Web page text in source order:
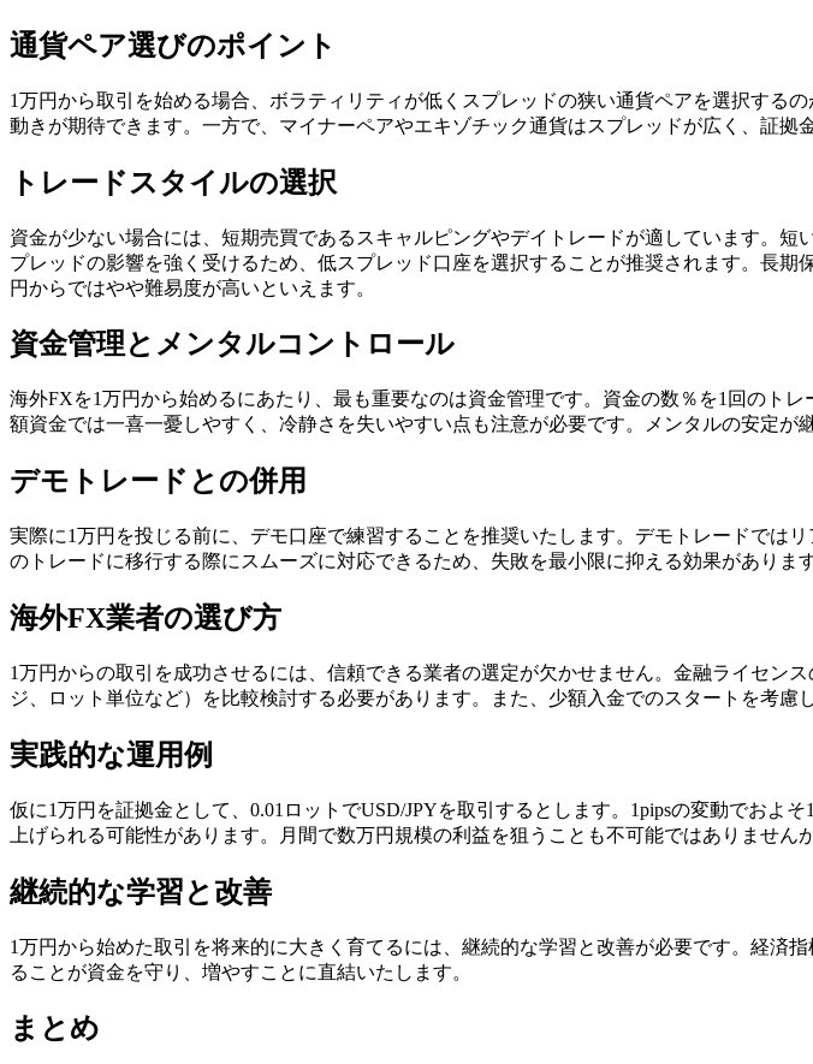
通貨ペア選びのポイント
1万円から取引を始める場合、ボラティリティが低くスプレッドの狭い通貨ペアを選択する
動きが期待できます。一方で、マイナーペアやエキゾチック通貨はスプレッドが広く、証拠
トレードスタイルの選択
資金が少ない場合には、短期売買であるスキャルピングやデイトレードが適しています。
プレッドの影響を強く受けるため、低スプレッド口座を選択することが推奨されます。長
円からではやや難易度が高いといえます。
資金管理とメンタルコントロール
海外FXを1万円から始めるにあたり、最も重要なのは資金管理です。資金の数％を1回のト
額資金では一喜一憂しやすく、冷静さを失いやすい点も注意が必要です。メンタルの安定が
デモトレードとの併用
実際に1万円を投じる前に、デモ口座で練習することを推奨いたします。デモトレードでは
のトレードに移行する際にスムーズに対応できるため、失敗を最小限に抑える効果があります
海外FX業者の選び方
1万円からの取引を成功させるには、信頼できる業者の選定が欠かせません。金融ライセン
ジ、ロット単位など）を比較検討する必要があります。また、少額入金でのスタートを考慮
実践的な運用例
仮に1万円を証拠金として、0.01ロットでUSD/JPYを取引するとします。1pipsの変動でおよ
上げられる可能性があります。月間で数万円規模の利益を狙うことも不可能ではありませ
継続的な学習と改善
1万円から始めた取引を将来的に大きく育てるには、継続的な学習と改善が必要です。経済
ることが資金を守り、増やすことに直結いたします。
まとめ